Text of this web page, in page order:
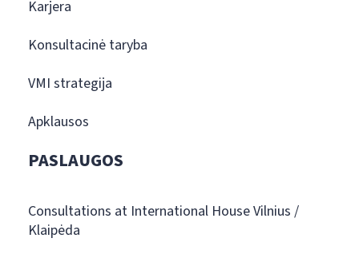
Karjera
Konsultacinė taryba
VMI strategija
Apklausos
PASLAUGOS
Consultations at International House Vilnius /
Klaipėda